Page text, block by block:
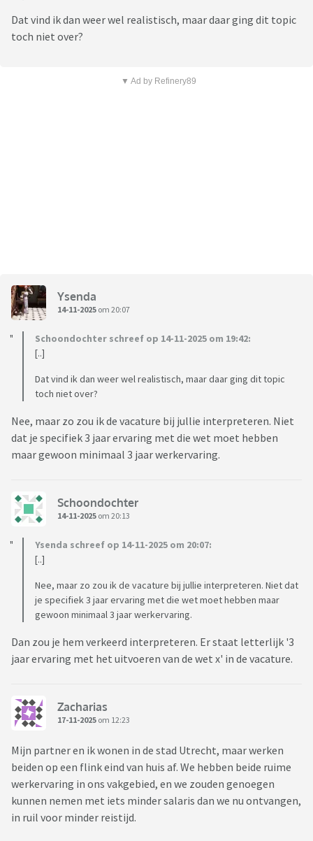
Dat vind ik dan weer wel realistisch, maar daar ging dit topic
toch niet over?
▼ Ad by Refinery89
Ysenda
14-11-2025 om 20:07
Schoondochter schreef op 14-11-2025 om 19:42:
[..]
Dat vind ik dan weer wel realistisch, maar daar ging dit topic
toch niet over?
Nee, maar zo zou ik de vacature bij jullie interpreteren. Niet
dat je specifiek 3 jaar ervaring met die wet moet hebben
maar gewoon minimaal 3 jaar werkervaring.
Schoondochter
14-11-2025 om 20:13
Ysenda schreef op 14-11-2025 om 20:07:
[..]
Nee, maar zo zou ik de vacature bij jullie interpreteren. Niet dat
je specifiek 3 jaar ervaring met die wet moet hebben maar
gewoon minimaal 3 jaar werkervaring.
Dan zou je hem verkeerd interpreteren. Er staat letterlijk '3
jaar ervaring met het uitvoeren van de wet x' in de vacature.
Zacharias
17-11-2025 om 12:23
Mijn partner en ik wonen in de stad Utrecht, maar werken
beiden op een flink eind van huis af. We hebben beide ruime
werkervaring in ons vakgebied, en we zouden genoegen
kunnen nemen met iets minder salaris dan we nu ontvangen,
in ruil voor minder reistijd.